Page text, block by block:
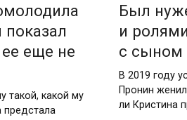
показал
еще не
такой, какой му
Был
и
с сыном
В 2019 году
Пронин
ли Кристина